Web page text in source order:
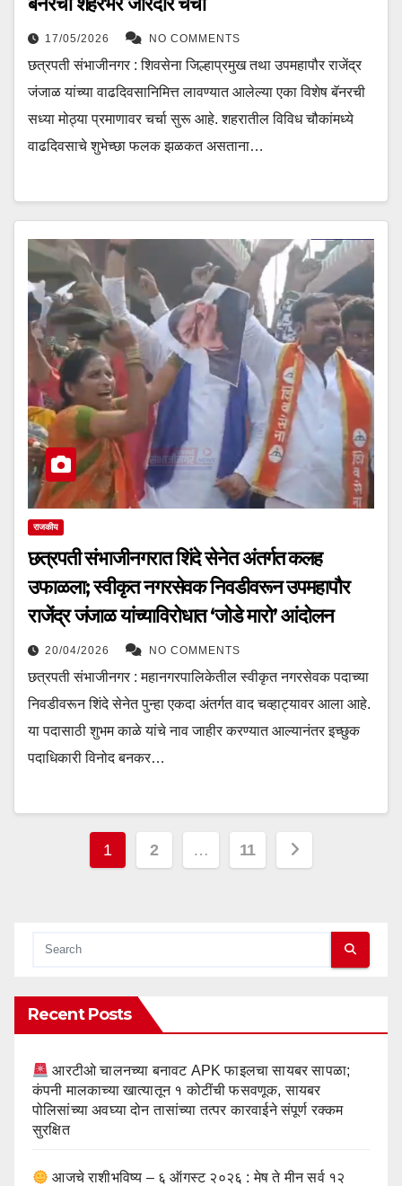
17/05/2026 NO COMMENTS
छत्रपती संभाजीनगर : शिवसेना जिल्हाप्रमुख तथा उपमहापौर राजेंद्र
जंजाळ यांच्या वाढदिवसानिमित्त लावण्यात आलेल्या एका विशेष बॅनरची
सध्या मोठ्या प्रमाणावर चर्चा सुरू आहे. शहरातील विविध चौकांमध्ये
वाढदिवसाचे शुभेच्छा फलक झळकत असताना…
राजकीय
छत्रपती संभाजीनगरात शिंदे सेनेत अंतर्गत कलह
उफाळला; स्वीकृत नगरसेवक निवडीवरून उपमहापौर
राजेंद्र जंजाळ यांच्याविरोधात ‘जोडे मारो’ आंदोलन
20/04/2026 NO COMMENTS
छत्रपती संभाजीनगर : महानगरपालिकेतील स्वीकृत नगरसेवक पदाच्या
निवडीवरून शिंदे सेनेत पुन्हा एकदा अंतर्गत वाद चव्हाट्यावर आला आहे.
या पदासाठी शुभम काळे यांचे नाव जाहीर करण्यात आल्यानंतर इच्छुक
पदाधिकारी विनोद बनकर…
Posts
1 2 … 11
Recent Posts
आरटीओ चालनच्या बनावट APK फाइलचा सायबर सापळा;
कंपनी मालकाच्या खात्यातून १ कोटींची फसवणूक, सायबर
पोलिसांच्या अवघ्या दोन तासांच्या तत्पर कारवाईने संपूर्ण रक्कम
सुरक्षित
आजचे राशीभविष्य – ६ ऑगस्ट २०२६ : मेष ते मीन सर्व १२